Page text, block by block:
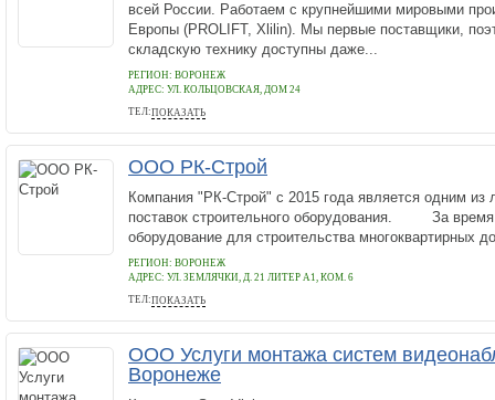
всей России. Работаем с крупнейшими мировыми
Европы (PROLIFT, Xlilin). Мы первые поставщики,
складскую технику доступны даже...
РЕГИОН: ВОРОНЕЖ
АДРЕС: УЛ. КОЛЬЦОВСКАЯ, ДОМ 24
ТЕЛ:ПОКАЗАТЬ
7 (800) 755-74-67
ООО РК-Строй
Компания "РК-Строй" с 2015 года является одним из
поставок строительного оборудования. За время
оборудование для строительства многоквартирных
РЕГИОН: ВОРОНЕЖ
АДРЕС: УЛ. ЗЕМЛЯЧКИ, Д. 21 ЛИТЕР А1, КОМ. 6
ТЕЛ:ПОКАЗАТЬ
+7 (473) 2065220
ООО Услуги монтажа систем
Воронеже